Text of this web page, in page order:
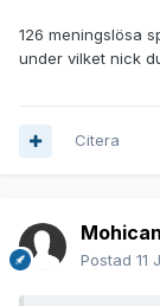
126 meningslösa
under vilket nick
Citera
Mohican
Postad 11